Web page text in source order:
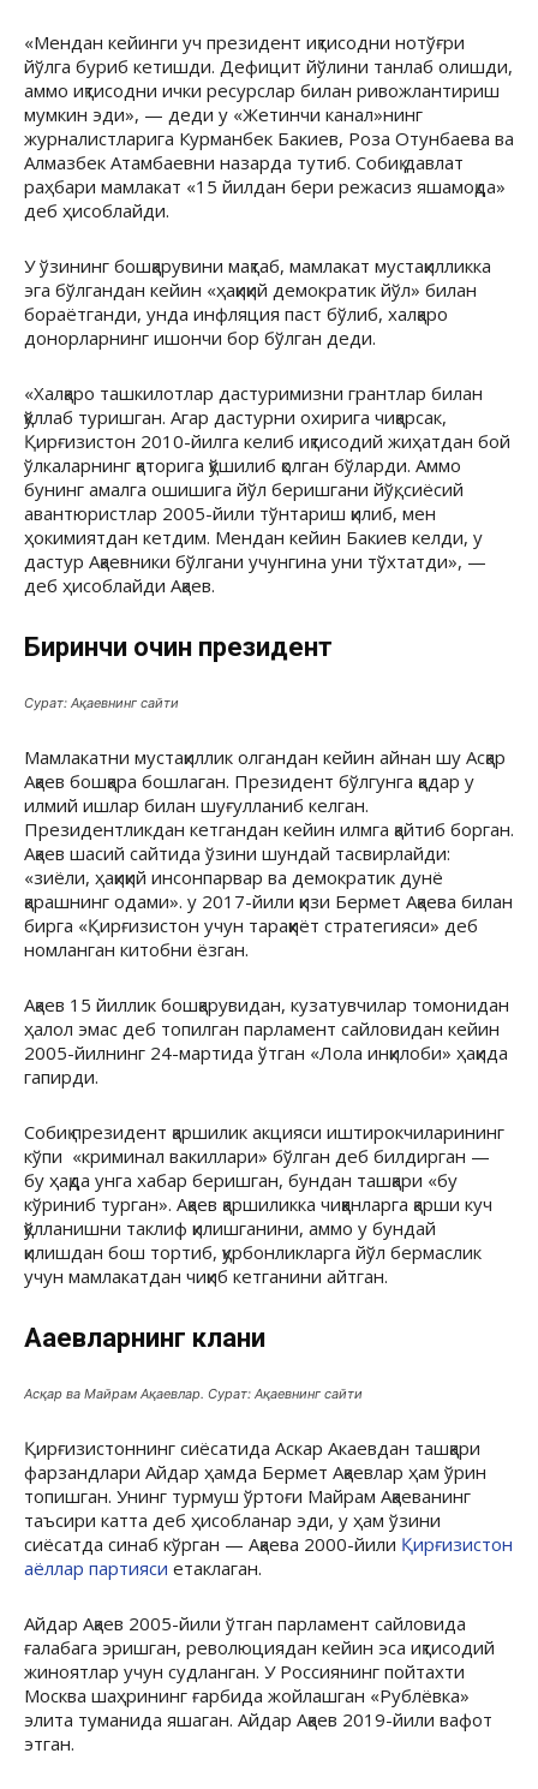
«Мендан кейинги уч президент иқтисодни нотўғри
йўлга буриб кетишди. Дефицит йўлини танлаб олишди,
аммо иқтисодни ички ресурслар билан ривожлантириш
мумкин эди», — деди у «Жетинчи канал»нинг
журналистларига Курманбек Бакиев, Роза Отунбаева ва
Алмазбек Атамбаевни назарда тутиб. Собиқ давлат
раҳбари мамлакат «15 йилдан бери режасиз яшамоқда»
деб ҳисоблайди.
У ўзининг бошқарувини мақтаб, мамлакат мустақилликка
эга бўлгандан кейин «ҳақиқий демократик йўл» билан
бораётганди, унда инфляция паст бўлиб, халқаро
донорларнинг ишончи бор бўлган деди.
«Халқаро ташкилотлар дастуримизни грантлар билан
қўллаб туришган. Агар дастурни охирига чиқарсак,
Қирғизистон 2010-йилга келиб иқтисодий жиҳатдан бой
ўлкаларнинг қаторига қўшилиб қолган бўларди. Аммо
бунинг амалга ошишига йўл беришгани йўқ, сиёсий
авантюристлар 2005-йили тўнтариш қилиб, мен
ҳокимиятдан кетдим. Мендан кейин Бакиев келди, у
дастур Ақаевники бўлгани учунгина уни тўхтатди», —
деб ҳисоблайди Ақаев.
Биринчи қочқин президент
Сурат: Ақаевнинг сайти
Мамлакатни мустақиллик олгандан кейин айнан шу Асқар
Ақаев бошқара бошлаган. Президент бўлгунга қадар у
илмий ишлар билан шуғулланиб келган.
Президентликдан кетгандан кейин илмга қайтиб борган.
Ақаев шасий сайтида ўзини шундай тасвирлайди:
«зиёли, ҳақиқий инсонпарвар ва демократик дунё
қарашнинг одами». у 2017-йили қизи Бермет Ақаева билан
бирга «Қирғизистон учун тараққиёт стратегияси» деб
номланган китобни ёзган.
Ақаев 15 йиллик бошқарувидан, кузатувчилар томонидан
ҳалол эмас деб топилган парламент сайловидан кейин
2005-йилнинг 24-мартида ўтган «Лола инқилоби» ҳақида
гапирди.
Собиқ президент қаршилик акцияси иштирокчиларининг
кўпи «криминал вакиллари» бўлган деб билдирган —
бу ҳақда унга хабар беришган, бундан ташқари «бу
кўриниб турган». Ақаев қаршиликка чиққанларга қарши куч
қўлланишни таклиф қилишганини, аммо у бундай
қилишдан бош тортиб, қурбонликларга йўл бермаслик
учун мамлакатдан чиқиб кетганини айтган.
Ақаевларнинг клани
Асқар ва Майрам Ақаевлар. Сурат: Ақаевнинг сайти
Қирғизистоннинг сиёсатида Аскар Акаевдан ташқари
фарзандлари Айдар ҳамда Бермет Ақаевлар ҳам ўрин
топишган. Унинг турмуш ўртоғи Майрам Ақаеванинг
таъсири катта деб ҳисобланар эди, у ҳам ўзини
сиёсатда синаб кўрган — Ақаева 2000-йили Қирғизистон
аёллар партияси етаклаган.
Айдар Ақаев 2005-йили ўтган парламент сайловида
ғалабага эришган, революциядан кейин эса иқтисодий
жиноятлар учун судланган. У Россиянинг пойтахти
Москва шаҳрининг ғарбида жойлашган «Рублёвка»
элита туманида яшаган. Айдар Ақаев 2019-йили вафот
этган.